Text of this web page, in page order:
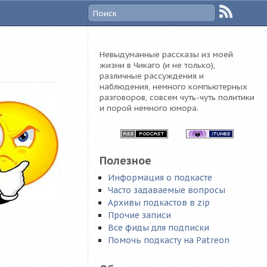
Невыдуманные рассказы из моей
жизни в Чикаго (и не только),
различные рассуждения и
наблюдения, немного компьютерных
разговоров, совсем чуть-чуть политики
и порой немного юмора.
Полезное
Информация о подкасте
Часто задаваемые вопросы
Архивы подкастов в zip
Прочие записи
Все фиды для подписки
Помочь подкасту на Patreon